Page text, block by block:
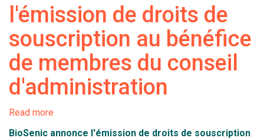
l'Assemblée
Générale
Ordinaire
l'émission de droits de
souscription au bénéfice
de membres du conseil
d'administration
Read more
BioSenic annonce l'émission de droits de souscription